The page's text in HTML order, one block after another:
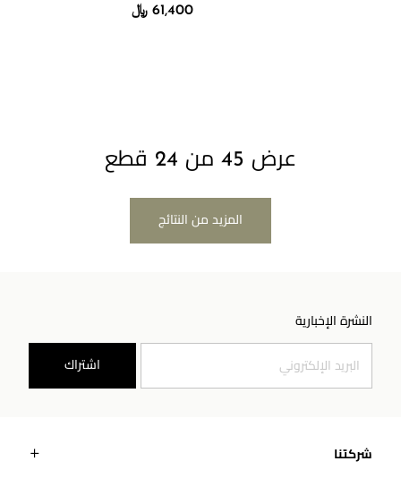
61,400 ﷼
عرض 45 من 24 قطع
المزيد من النتائج
النشرة الإخبارية
اشتراك
شركتنا